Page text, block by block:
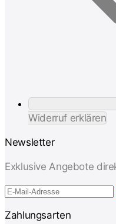
Widerruf erklären
Newsletter
Exklusive Angebote
Zahlungsarten